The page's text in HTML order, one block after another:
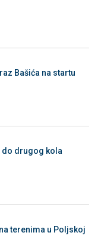
Bašića na startu
do drugog kola
terenima u Poljskoj